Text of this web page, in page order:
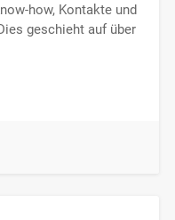
how, Kontakte und
geschieht auf über